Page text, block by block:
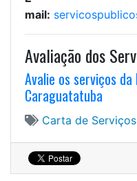
mail:
Avaliação dos
Avalie os serviços
Caraguatatuba
Carta de Serviços